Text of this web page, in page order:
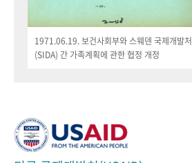
1971.06.19. 보건사회부와 스웨덴 국제개발처
(SIDA) 간 가족계획에 관한 협정 개정